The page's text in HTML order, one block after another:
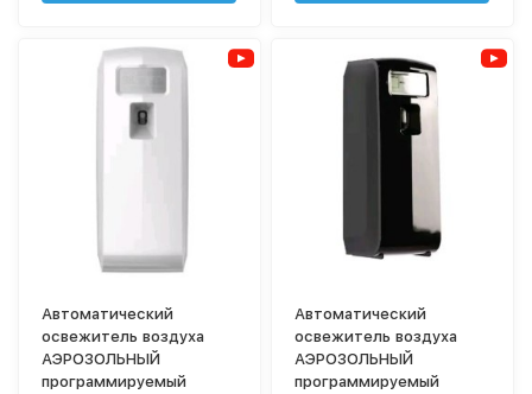
Автоматический
освежитель воздуха
АЭРОЗОЛЬНЫЙ
программируемый
Автоматический
освежитель воздуха
АЭРОЗОЛЬНЫЙ
программируемый